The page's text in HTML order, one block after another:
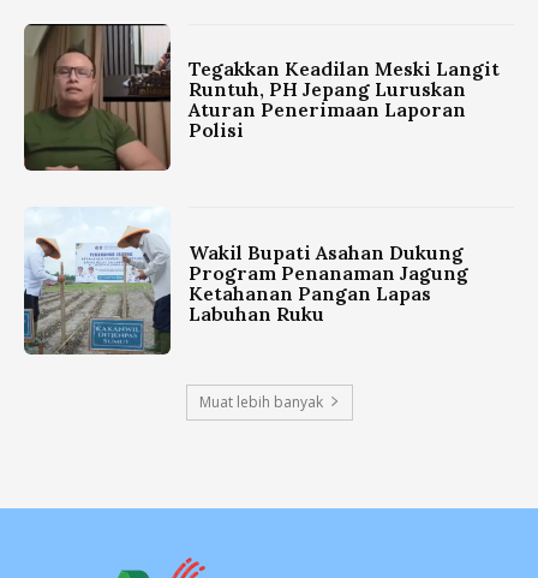
Tegakkan Keadilan Meski Langit
Runtuh, PH Jepang Luruskan
Aturan Penerimaan Laporan
Polisi
Wakil Bupati Asahan Dukung
Program Penanaman Jagung
Ketahanan Pangan Lapas
Labuhan Ruku
Muat lebih banyak